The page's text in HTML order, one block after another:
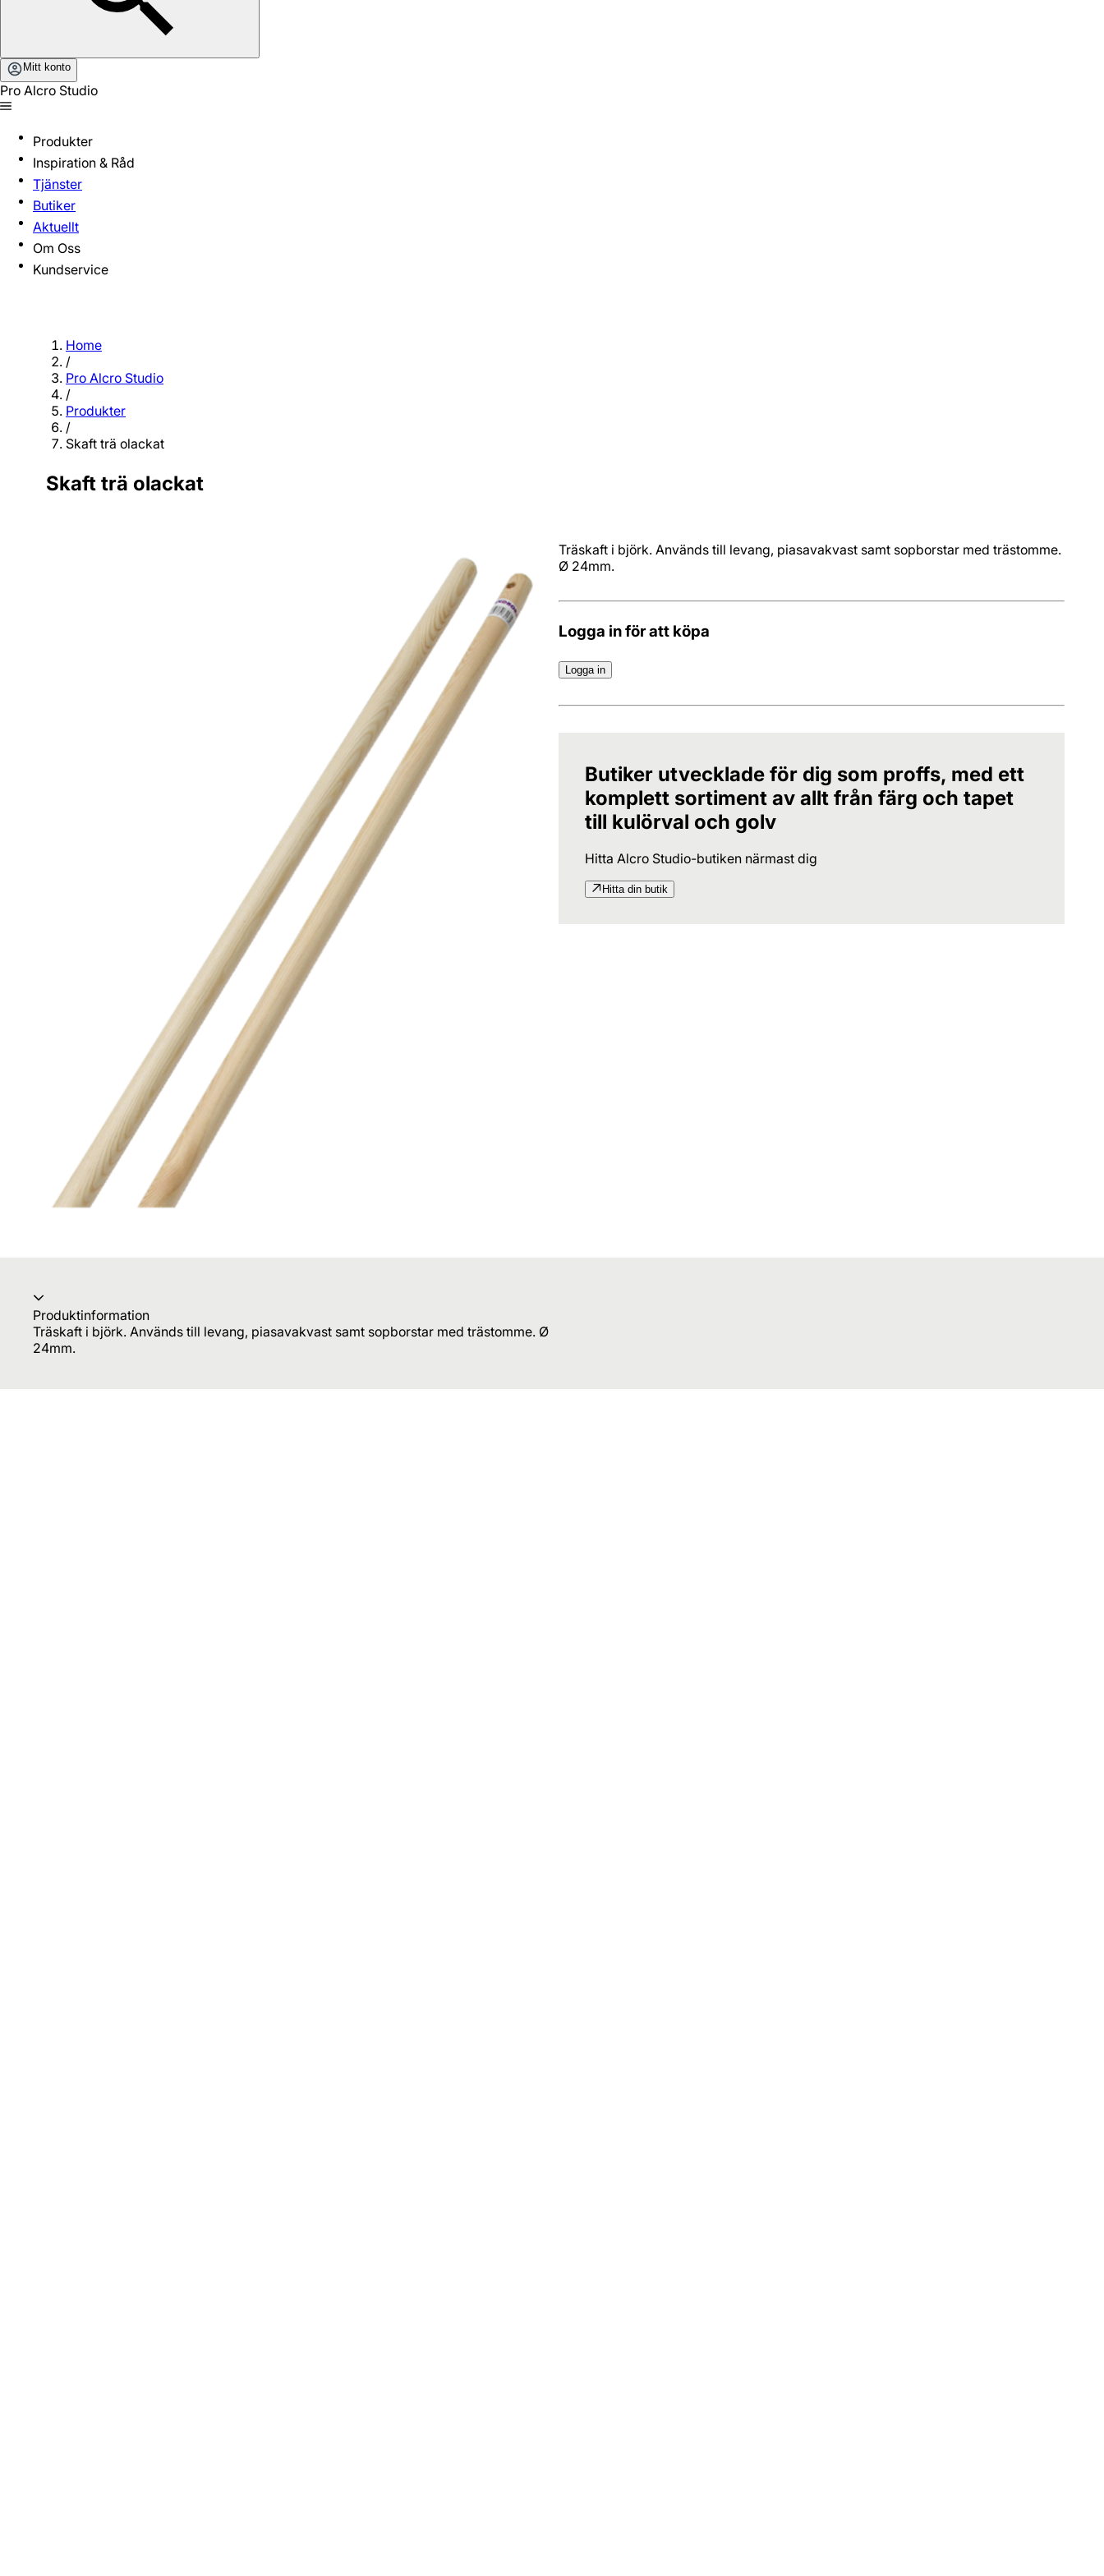
Mitt konto
Pro Alcro Studio
Produkter
Inspiration & Råd
Tjänster
Butiker
Aktuellt
Om Oss
Kundservice
Home
/
Pro Alcro Studio
/
Produkter
/
Skaft trä olackat
Skaft trä olackat
Träskaft i björk. Används till levang, piasavakvast samt sopborstar med trästomme.
Ø 24mm.
Logga in för att köpa
Logga in
Butiker utvecklade för dig som proffs, med ett
komplett sortiment av allt från färg och tapet
till kulörval och golv
Hitta Alcro Studio-butiken närmast dig
Hitta din butik
Produktinformation
Träskaft i björk. Används till levang, piasavakvast samt sopborstar med trästomme. Ø
24mm.